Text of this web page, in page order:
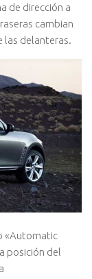
de dirección a
cambian
las delanteras.
«Automatic
posición del